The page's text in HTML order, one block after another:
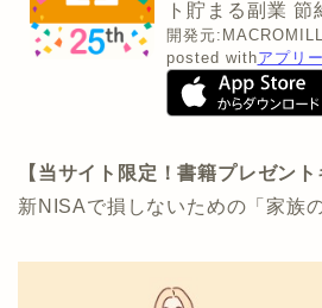
ト貯まる副業 節
開発元:
posted withアプリ
【当サイト限定！書籍プレゼント
新NISAで損しないための「家族